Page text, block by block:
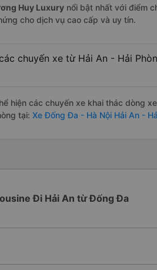
Huy Luxury nổi bật nhất với điểm
cho dịch vụ cao cấp và uy tín.
chuyến xe từ Hải An - Hải
hiện các chuyến xe khai thác dòng
tại: Xe Đống Đa - Hà Nội Hải An -
Đi Hải An từ Đống Đa